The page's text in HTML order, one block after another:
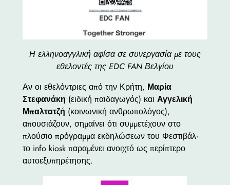
Η ελληνοαγγλική αφίσα σε συνεργασία με τους
εθελοντές της EDC FAN Βελγίου
Αν οι εθελόντριες από την Κρήτη, Μαρία
Στεφανάκη (ειδική παιδαγωγός) και Αγγελική
Μπαλτατζή (κοινωνική ανθρωπολόγος),
απουσιάζουν, σημαίνει ότι συμμετέχουν στο
πλούσιο πρόγραμμα εκδηλώσεων του Φεστιβάλ·
το info kiosk παραμένει ανοιχτό ως περίπτερο
αυτοεξυπηρέτησης.